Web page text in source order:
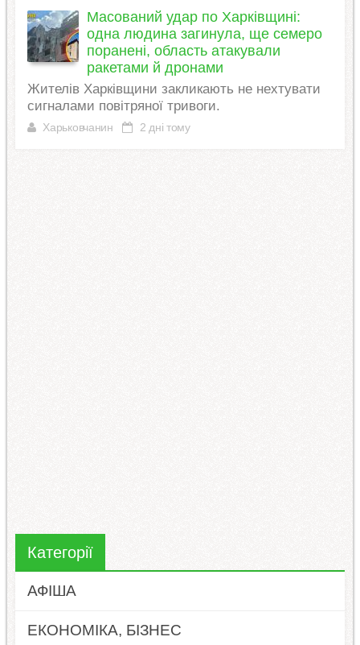
Масований удар по Харківщині:
одна людина загинула, ще семеро
поранені, область атакували
ракетами й дронами
Жителів Харківщини закликають не нехтувати
сигналами повітряної тривоги.
Харьковчанин 2 дні тому
Категорії
АФІША
ЕКОНОМІКА, БІЗНЕС